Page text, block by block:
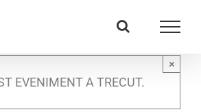
mail:
EVENIMENT A TRECUT.
×